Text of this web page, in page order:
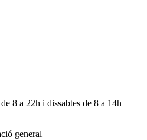
8 a 22h i dissabtes de 8 a 14h
general